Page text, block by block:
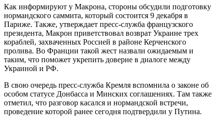
Как информируют у Макрона, стороны обсудили подготовку
нормандского саммита, который состоится 9 декабря в
Париже. Также, утверждает пресс-служба французского
президента, Макрон приветствовал возврат Украине трех
кораблей, захваченных Россией в районе Керченского
пролива. Во Франции такой жест назвали ожидаемым и
таким, что поможет укрепить доверие в диалоге между
Украиной и РФ.
В свою очередь пресс-служба Кремля вспомнила о законе об
особом статусе Донбасса и Минских соглашениях. Там также
отметил, что разговор касался и нормандской встречи,
проведение которой ранее сегодня подтвердили у Путина.